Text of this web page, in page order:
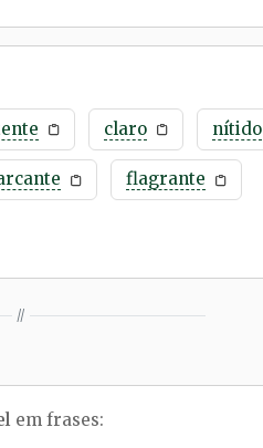
claro nítido
flagrante
//
em frases: